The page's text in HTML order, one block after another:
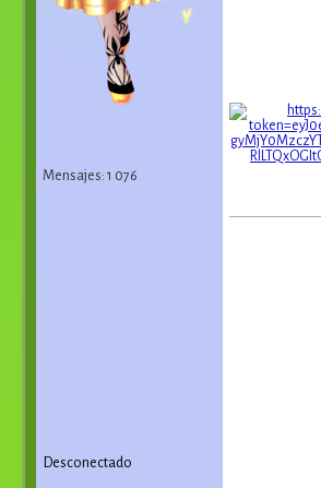
Mensajes: 1 076
Desconectado